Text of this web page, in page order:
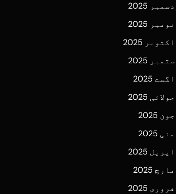
دسمبر 2025
نومبر 2025
اکتوبر 2025
ستمبر 2025
اگست 2025
جولائی 2025
جون 2025
مئی 2025
اپریل 2025
مارچ 2025
فروری 2025